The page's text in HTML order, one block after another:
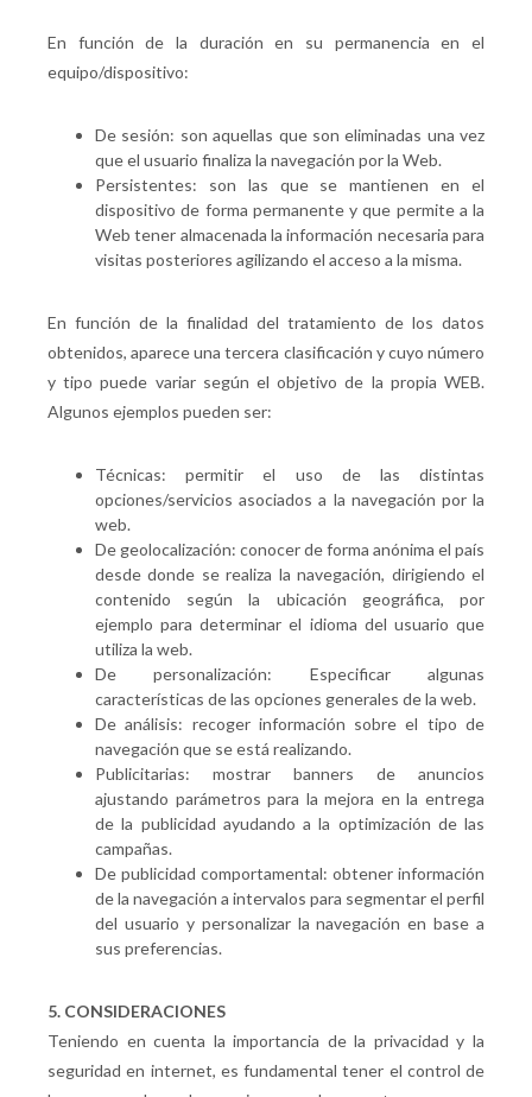
En función de la duración en su permanencia en el
equipo/dispositivo:
De sesión: son aquellas que son eliminadas una vez
que el usuario finaliza la navegación por la Web.
Persistentes: son las que se mantienen en el
dispositivo de forma permanente y que permite a la
Web tener almacenada la información necesaria para
visitas posteriores agilizando el acceso a la misma.
En función de la finalidad del tratamiento de los datos
obtenidos, aparece una tercera clasificación y cuyo número
y tipo puede variar según el objetivo de la propia WEB.
Algunos ejemplos pueden ser:
Técnicas: permitir el uso de las distintas
opciones/servicios asociados a la navegación por la
web.
De geolocalización: conocer de forma anónima el país
desde donde se realiza la navegación, dirigiendo el
contenido según la ubicación geográfica, por
ejemplo para determinar el idioma del usuario que
utiliza la web.
De personalización: Especificar algunas
características de las opciones generales de la web.
De análisis: recoger información sobre el tipo de
navegación que se está realizando.
Publicitarias: mostrar banners de anuncios
ajustando parámetros para la mejora en la entrega
de la publicidad ayudando a la optimización de las
campañas.
De publicidad comportamental: obtener información
de la navegación a intervalos para segmentar el perfil
del usuario y personalizar la navegación en base a
sus preferencias.
5. CONSIDERACIONES
Teniendo en cuenta la importancia de la privacidad y la
seguridad en internet, es fundamental tener el control de